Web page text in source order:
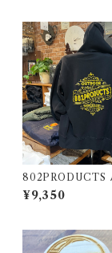
802PRODUCTS パーカー ブ
ラック BK
¥9,350